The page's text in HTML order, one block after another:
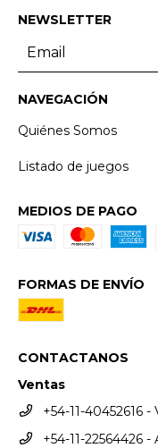
NEWSLETTER
NAVEGACIÓN
Quiénes Somos
Listado de juegos
MEDIOS DE PAGO
FORMAS DE ENVÍO
CONTACTANOS
Ventas
+54-11-40452616
+54-11-22564426